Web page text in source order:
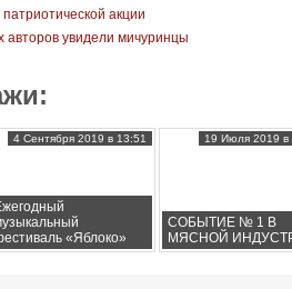
акции
авторов увидели мичуринцы
«Яблоко»
4 Сентября 2019 в 13:51
СОБЫТИЕ № 1 В
МЯСНОЙ
19 Июля 2019 в